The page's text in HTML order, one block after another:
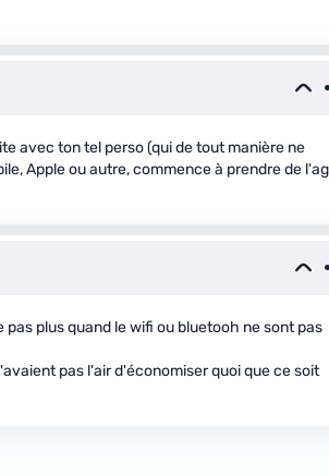
avec ton tel perso (qui de tout manière ne
Apple ou autre, commence à prendre de
plus quand le wifi ou bluetooh ne sont pas
pas l'air d'économiser quoi que ce soit